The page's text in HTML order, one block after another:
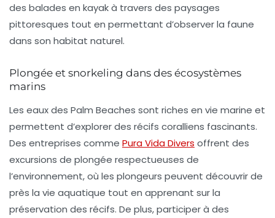
des balades en kayak à travers des paysages
pittoresques tout en permettant d’observer la faune
dans son habitat naturel.
Plongée et snorkeling dans des écosystèmes
marins
Les eaux des Palm Beaches sont riches en vie marine et
permettent d’explorer des récifs coralliens fascinants.
Des entreprises comme Pura Vida Divers offrent des
excursions de plongée respectueuses de
l’environnement, où les plongeurs peuvent découvrir de
près la vie aquatique tout en apprenant sur la
préservation des récifs. De plus, participer à des